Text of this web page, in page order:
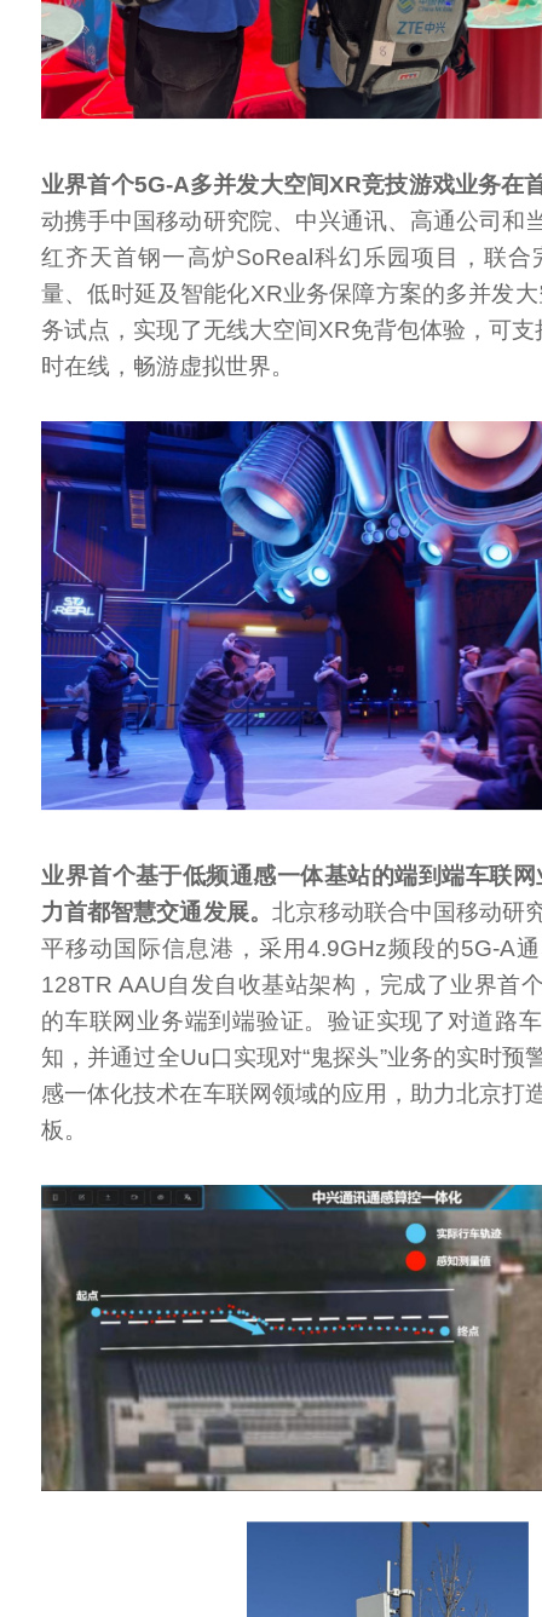
业界首个5G-A多并发大空间XR竞技游戏业务在
动携手中国移动研究院、中兴通讯、高通公司和
红齐天首钢一高炉SoReal科幻乐园项目，联合
量、低时延及智能化XR业务保障方案的多并发
务试点，实现了无线大空间XR免背包体验，可
时在线，畅游虚拟世界。
业界首个基于低频通感一体基站的端到端车联
力首都智慧交通发展。 北京移动联合中国移动研
平移动国际信息港，采用4.9GHz频段的5G-A
128TR AAU自发自收基站架构，完成了业界首
的车联网业务端到端验证。验证实现了对道路
知，并通过全Uu口实现对“鬼探头”业务的实时预
感一体化技术在车联网领域的应用，助力北京打
板。